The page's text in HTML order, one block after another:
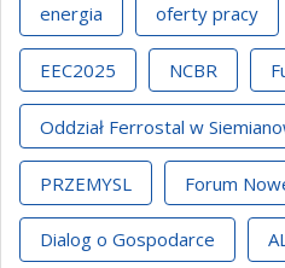
energia oferty pracy
EEC2025 NCBR
Oddział Ferrostal w
PRZEMYSL Forum
Dialog o Gospodarce